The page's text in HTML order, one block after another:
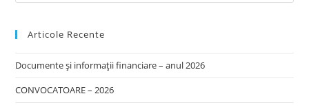
Articole Recente
Documente și informații financiare – anul 2026
CONVOCATOARE – 2026